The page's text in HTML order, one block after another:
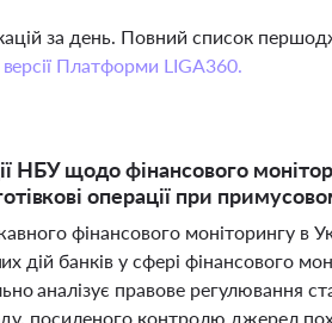
за день. Повний список
версії Платформи LIGA360.
НБУ щодо фінансового
операції при
фінансового моніторингу в
дій банків у сфері фінансового
аналізує правове регулювання
посиленого контролю джерел